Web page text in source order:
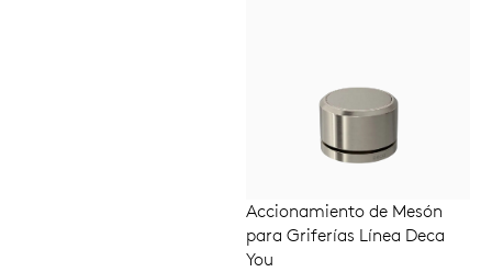
LEER MÁS
Accionamiento de Mesón
para Griferías Línea Deca
You